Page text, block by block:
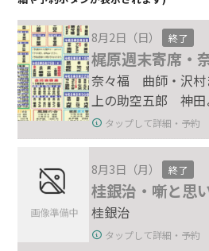
8月2日（日） 終了
梶原週末寄席・
奈々福 曲師・沢
上の助空五郎 神田
タップして詳細・予約
8月3日（月） 終了
桂銀治・噺と思
桂銀治
タップして詳細・予約